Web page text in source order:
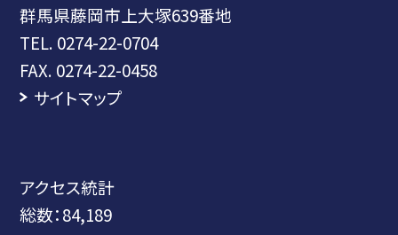
群馬県藤岡市上大塚639番地
TEL. 0274-22-0704
FAX. 0274-22-0458
サイトマップ
アクセス統計
総数：84,189